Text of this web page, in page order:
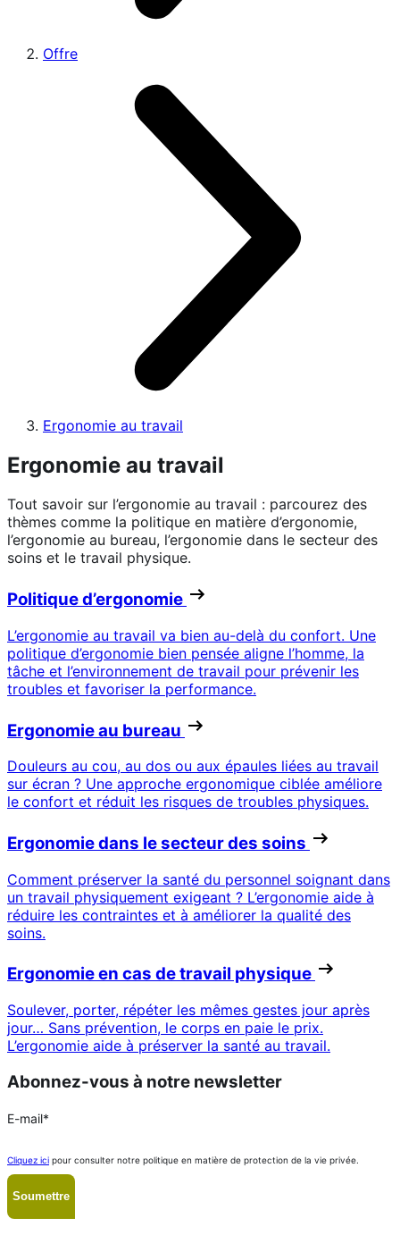
Offre
Ergonomie au travail
Ergonomie au travail
Tout savoir sur l’ergonomie au travail : parcourez des
thèmes comme la politique en matière d’ergonomie,
l’ergonomie au bureau, l’ergonomie dans le secteur des
soins et le travail physique.
Politique d’ergonomie
L’ergonomie au travail va bien au-delà du confort. Une
politique d’ergonomie bien pensée aligne l’homme, la
tâche et l’environnement de travail pour prévenir les
troubles et favoriser la performance.
Ergonomie au bureau
Douleurs au cou, au dos ou aux épaules liées au travail
sur écran ? Une approche ergonomique ciblée améliore
le confort et réduit les risques de troubles physiques.
Ergonomie dans le secteur des soins
Comment préserver la santé du personnel soignant dans
un travail physiquement exigeant ? L’ergonomie aide à
réduire les contraintes et à améliorer la qualité des
soins.
Ergonomie en cas de travail physique
Soulever, porter, répéter les mêmes gestes jour après
jour… Sans prévention, le corps en paie le prix.
L’ergonomie aide à préserver la santé au travail.
Abonnez-vous à notre newsletter
E-mail*
Cliquez ici pour consulter notre politique en matière de protection de la vie privée.